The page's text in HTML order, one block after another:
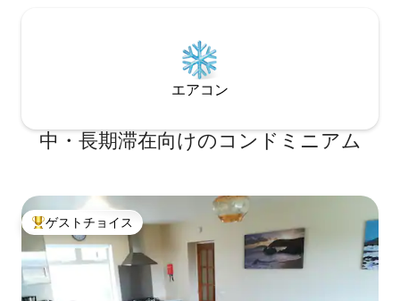
エアコン
中・長期滞在向けのコンドミニアム
大好評のゲストチョイスです。
ゲストチョイス